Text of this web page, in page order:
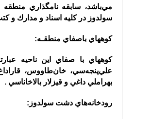
مي‌باشد، سابقه نامگذاري
سولدوز در كليه اسناد و مدارك و
كوههاي باصفاي منطقـه:
كوههاي با صفاي اين ناحيه
علي‌پنجه‌سي، خان‌طاووس،
بهراملي داغي و قيزلار بالاخاناسي .
رودخانه‌هاي دشت سولدوز :